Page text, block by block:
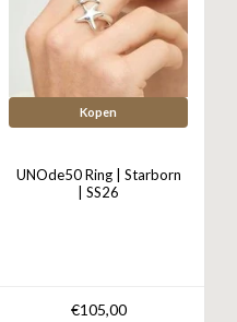
Kopen
UNOde50 Ring | Starborn
| SS26
€105,00